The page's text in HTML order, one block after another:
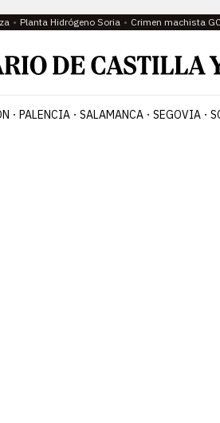
Planta Hidrógeno Soria Crimen machista
PALENCIA SALAMANCA SEGOVIA